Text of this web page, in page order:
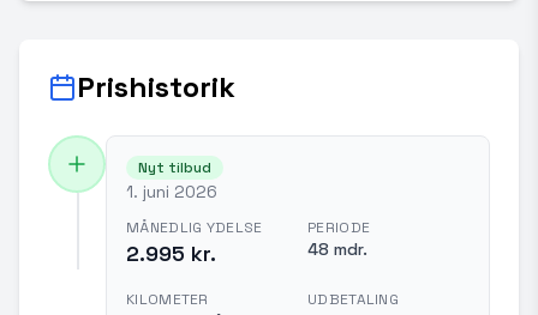
Prishistorik
Nyt tilbud
1. juni 2026
MÅNEDLIG YDELSE
2.995 kr.
PERIODE
48 mdr.
KILOMETER UDBETALING